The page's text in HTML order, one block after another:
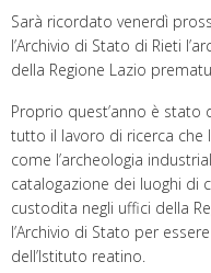
Sarà ricordato venerdì
l’Archivio di Stato di Rieti
della Regione Lazio
Proprio quest’anno è stato
tutto il lavoro di ricerca che
come l’archeologia
catalogazione dei luoghi di
custodita negli uffici della
l’Archivio di Stato per
dell’Istituto reatino.